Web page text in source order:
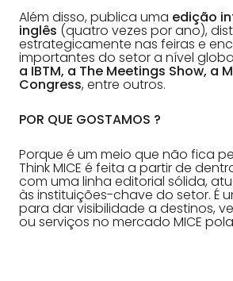
Além disso, publica uma edição
inglês (quatro vezes por ano),
estrategicamente nas feiras e
importantes do setor a nível
a IBTM, a The Meetings Show, a
Congress, entre outros.
POR QUE GOSTAMOS ?
Porque é um meio que não fica
Think MICE é feita a partir de
com uma linha editorial sólida,
às instituições-chave do setor. É
para dar visibilidade a destinos,
ou serviços no mercado MICE